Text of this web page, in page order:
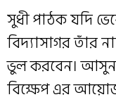
সুধী পাঠক যদি
বিদ্যাসাগর তাঁর
ভুল করবেন। আসুন
বিক্ষেপ এর